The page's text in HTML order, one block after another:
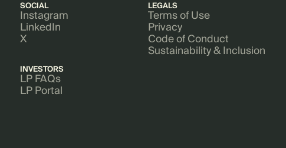
SOCIAL
Instagram
LinkedIn
X
INVESTORS
LP FAQs
LP Portal
LEGALS
Terms of Use
Privacy
Code of Conduct
Sustainability & Inclusion